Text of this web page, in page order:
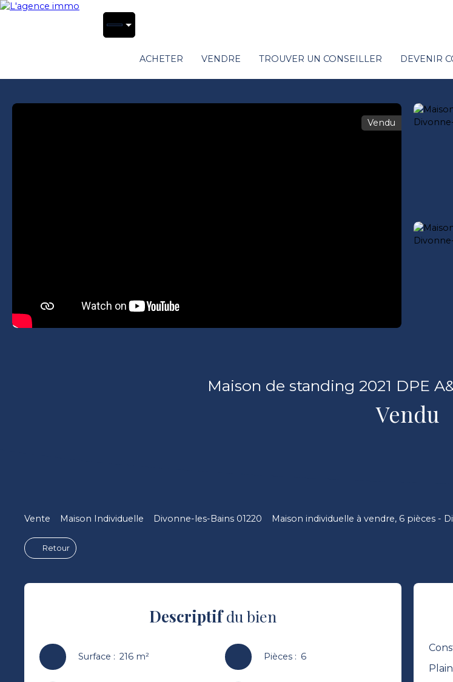
ACHETER VENDRE TROUVER UN CONSEILLER DEVENIR
Vendu
Maison de standing 2021 DPE
Vendu
Vente Maison Individuelle Divonne-les-Bains 01220 Maison individuelle à vendre, 6 pièces -
Retour
Descriptifdu bien
Surface : 216 m² Pièces: 6